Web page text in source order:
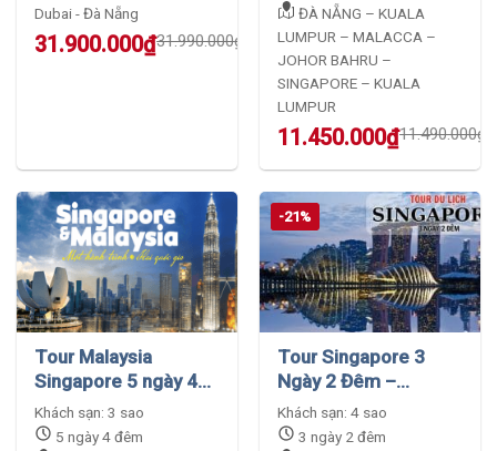
Dubai - Đà Nẵng
31.990.000₫
Original
31.900.000₫
Current
ĐÀ NẴNG – KUALA
LUMPUR – MALACCA –
JOHOR BAHRU –
SINGAPORE – KUALA
LUMPUR
11.490.000₫
Original
11.490.000₫.
11.450.000₫
Current
11.450.000₫.
Tour Malaysia
Singapore 5 ngày 4
Đêm – Tết 2024
Khách sạn: 3 sao
5 ngày 4 đêm
-21%
Tour Singapore 3
Ngày 2 Đêm –
Jurasic Mile –
Gardens by the Bay
Khách sạn: 4 sao
3 ngày 2 đêm